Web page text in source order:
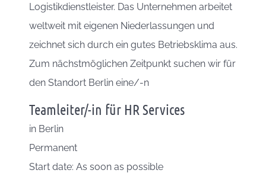
Logistikdienstleister. Das Unternehmen arbeitet
weltweit mit eigenen Niederlassungen und
zeichnet sich durch ein gutes Betriebsklima aus.
Zum nächstmöglichen Zeitpunkt suchen wir für
den Standort Berlin eine/-n
Teamleiter/-in für HR Services
in Berlin
Permanent
Start date: As soon as possible